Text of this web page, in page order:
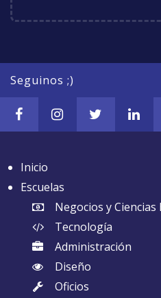
Seguinos ;)
Inicio
Escuelas
Negocios y
Tecnología
Administración
Diseño
Oficios